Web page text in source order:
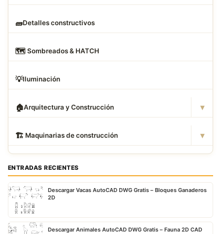
🧱Detalles constructivos
🗺️ Sombreados & HATCH
💡Iluminación
🏠Arquitectura y Construcción ▾
🏗 ️ Maquinarias de construcción ▾
ENTRADAS RECIENTES
Descargar Vacas AutoCAD DWG Gratis – Bloques Ganaderos
2D
Descargar Animales AutoCAD DWG Gratis – Fauna 2D CAD